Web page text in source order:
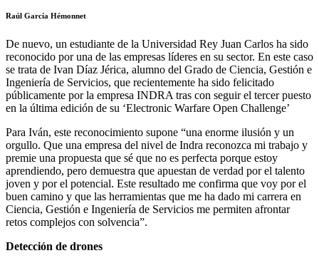
Raúl García Hémonnet
De nuevo, un estudiante de la Universidad Rey Juan Carlos ha sido
reconocido por una de las empresas líderes en su sector. En este caso
se trata de Ivan Díaz Jérica, alumno del Grado de Ciencia, Gestión e
Ingeniería de Servicios, que recientemente ha sido felicitado
públicamente por la empresa INDRA tras con seguir el tercer puesto
en la última edición de su ‘Electronic Warfare Open Challenge’
Para Iván, este reconocimiento supone “una enorme ilusión y un
orgullo. Que una empresa del nivel de Indra reconozca mi trabajo y
premie una propuesta que sé que no es perfecta porque estoy
aprendiendo, pero demuestra que apuestan de verdad por el talento
joven y por el potencial. Este resultado me confirma que voy por el
buen camino y que las herramientas que me ha dado mi carrera en
Ciencia, Gestión e Ingeniería de Servicios me permiten afrontar
retos complejos con solvencia”.
Detección de drones